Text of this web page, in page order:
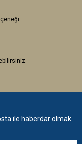
ile haberdar olmak